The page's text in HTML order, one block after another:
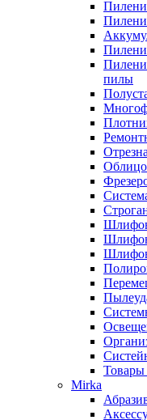
пилы
Товары
Mirka